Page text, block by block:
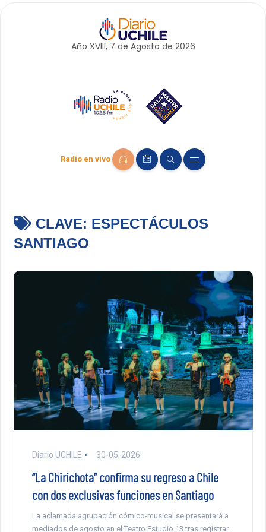
Año XVIII, 7 de Agosto de 2026
Radio en vivo
CLAVE: ESPECTÁCULOS
SANTIAGO
Diario UCHILE 30-05-2026
“La Chirichota” confirma su regreso a Chile
con dos exclusivas funciones en Santiago
La aclamada agrupación cómico-musical se presentará a
mediados de agosto en el Teatro Estudio 13 tras registrar